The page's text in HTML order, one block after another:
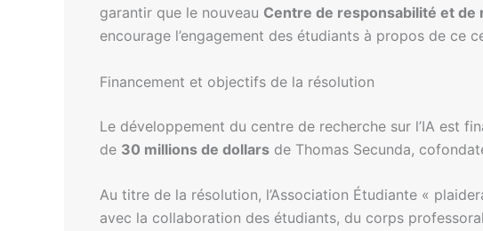
garantir que le nouveau Centre de responsabilité et de
encourage l’engagement des étudiants à propos de ce
Financement et objectifs de la résolution
Le développement du centre de recherche sur l’IA est
de 30 millions de dollars de Thomas Secunda,
Au titre de la résolution, l’Association Étudiante «
avec la collaboration des étudiants, du corps